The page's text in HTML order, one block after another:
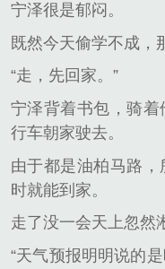
宁泽很是郁闷。
既然今天偷学不成，
“走，先回家。”
宁泽背着书包，骑着
行车朝家驶去。
由于都是油柏马路
时就能到家。
走了没一会天上忽然
“天气预报明明说的